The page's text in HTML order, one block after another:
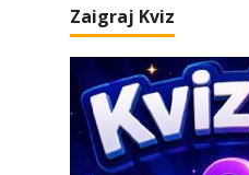
Zaigraj Kviz